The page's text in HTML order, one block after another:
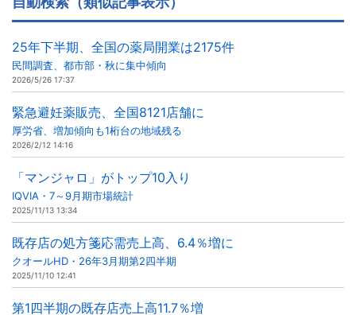
25年下半期、全国の薬局開業は2175件
民間調査、都市部・秋に集中傾向
2026/5/26 17:37
緊急避妊薬販売、全国8121店舗に
厚労省、増加傾向も1桁台の地域残る
2026/2/12 14:16
「マンジャロ」がトップ10入り
IQVIA・7～9月期市場統計
2025/11/13 13:34
既存店の処方箋応需売上高、6.4％増に
クオールHD・26年3月期第2四半期
2025/11/10 12:41
第1四半期の既存店売上高11.7％増